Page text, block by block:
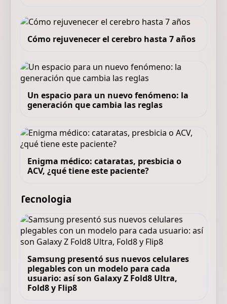
Cómo rejuvenecer el cerebro hasta 7 años
Un espacio para un nuevo fenómeno: la
generación que cambia las reglas
Enigma médico: cataratas, presbicia o
ACV, ¿qué tiene este paciente?
Tecnologia
Samsung presentó sus nuevos celulares
plegables con un modelo para cada
usuario: así son Galaxy Z Fold8 Ultra,
Fold8 y Flip8